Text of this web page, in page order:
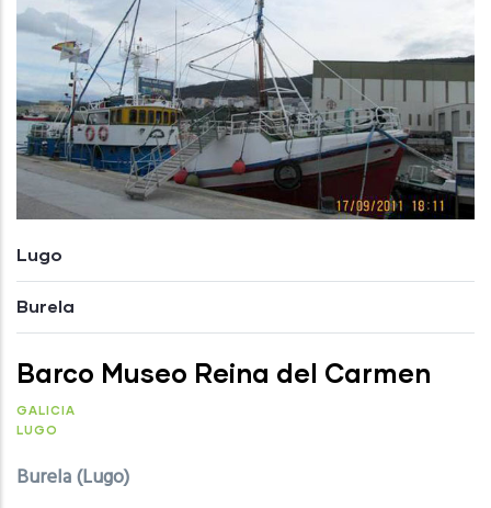
Lugo
Burela
Barco Museo Reina del Carmen
GALICIA
LUGO
Burela (Lugo)